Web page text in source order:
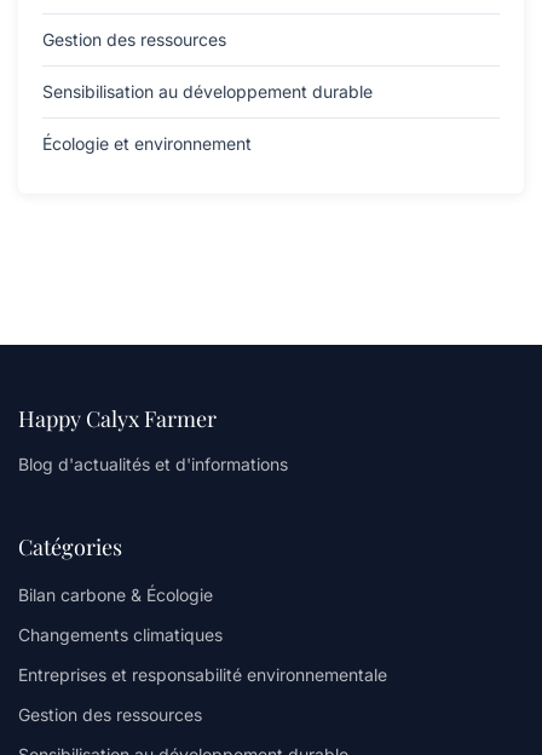
Gestion des ressources
Sensibilisation au développement durable
Écologie et environnement
Happy Calyx Farmer
Blog d'actualités et d'informations
Catégories
Bilan carbone & Écologie
Changements climatiques
Entreprises et responsabilité environnementale
Gestion des ressources